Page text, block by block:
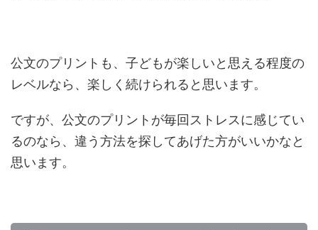
公文のプリントも、子どもが楽しいと思える程度の
レベルなら、楽しく続けられると思います。
ですが、公文のプリントが毎回ストレスに感じてい
るのなら、違う方法を探してあげた方がいいかなと
思います。